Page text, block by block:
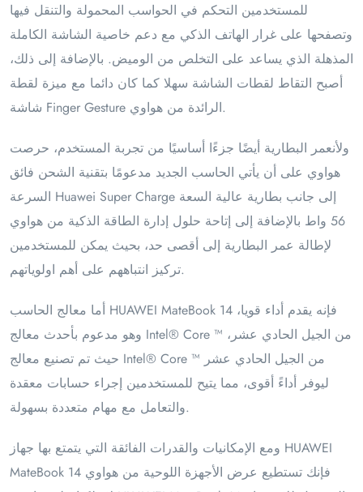
للمستخدمين التحكم في الحواسب المحمولة والتنقل فيها
وتصفحها على غرار الهاتف الذكي مع دعم خاصية الشاشة الكاملة
المذهلة الذي يساعد على التخلص من الوميض. بالإضافة إلى ذلك،
أصبح التقاط لقطات الشاشة سهلا كما كان دائما مع ميزة لقطة
شاشة Finger Gesture الرائدة من هواوي.
ولأنعمر البطارية أيضًا جزءًا أساسيًا من تجربة المستخدم، حرصت
هواوي على أن يأتي الحاسب الجديد مدعومًا بتقنية الشحن فائق
السرعة Huawei Super Charge إلى جانب بطارية عالية السعة
56 واط بالإضافة إلى إتاحة حلول إدارة الطاقة الذكية من هواوي
لإطالة عمر البطارية إلى أقصى حد، بحيث يمكن للمستخدمين
تركيز انتباههم على أهم اولوياتهم.
أما معالج الحاسب HUAWEI MateBook 14 فإنه يقدم أداء قويا،
وهو مدعوم بأحدث معالج Intel® Core ™ من الجيل الحادي عشر،
حيث تم تصنيع معالج Intel® Core ™ من الجيل الحادي عشر
ليوفر أداءً أقوى، مما يتيح للمستخدمين إجراء حسابات معقدة
والتعامل مع مهام متعددة بسهولة.
ومع الإمكانيات والقدرات الفائقة التي يتمتع بها جهاز HUAWEI
MateBook 14 فإنك تستطيع عرض الأجهزة اللوحية من هواوي